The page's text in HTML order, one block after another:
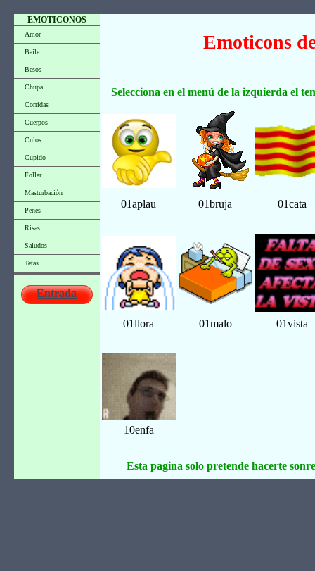
EMOTICONOS
Amor
Baile
Besos
Chupa
Corridas
Cuerpos
Culos
Cupido
Follar
Masturbación
Penes
Risas
Saludos
Tetas
Entrada
Emoticons
Selecciona en el menú de la izquierda el
01aplau 01bruja 01cata
01llora 01malo 01vista
10enfa
Esta pagina solo pretende hacerte